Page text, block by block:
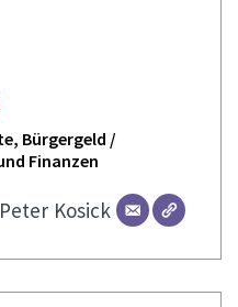
Bürgergeld /
Finanzen
Peter Kosick